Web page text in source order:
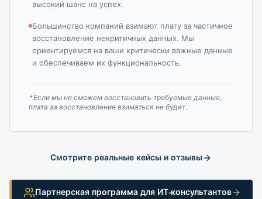
высокий шанс на успех.
Большинство компаний взимают плату за частичное
восстановление некритичных данных. Мы
ориентируемся на ваши критически важные данные
и обеспечиваем их функциональность.
* Если мы не сможем восстановить требуемые данные,
плата за восстановление взиматься не будет.
Смотрите реальные кейсы и отзывы
Партнерская программа для ИТ-консультантов